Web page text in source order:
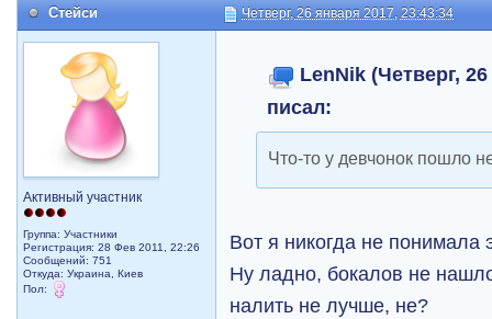
Стейси Четверг, 26 января 2017, 23:43:34
Активный участник
Группа: Участники
Регистрация: 28 Фев 2011, 22:26
Сообщений: 751
Откуда: Украина, Киев
Пол:
LenNik (Четверг,
писал:
Что-то у девчонок пошло
Вот я никогда не понимала
Ну ладно, бокалов не
налить не лучше, не?